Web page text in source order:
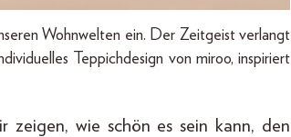
Wohnwelten ein. Der Zeitgeist verlangt
Teppichdesign von miroo, inspiriert
zeigen, wie schön es sein kann, den